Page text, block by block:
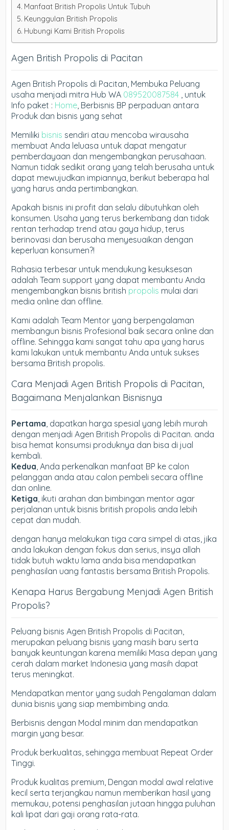
Manfaat British Propolis Untuk Tubuh
Keunggulan British Propolis
Hubungi Kami British Propolis
Agen British Propolis di Pacitan
Agen British Propolis di Pacitan, Membuka Peluang
usaha menjadi mitra Hub WA 089520087584 , untuk
Info paket : Home, Berbisnis BP perpaduan antara
Produk dan bisnis yang sehat
Memiliki bisnis sendiri atau mencoba wirausaha
membuat Anda leluasa untuk dapat mengatur
pemberdayaan dan mengembangkan perusahaan.
Namun tidak sedikit orang yang telah berusaha untuk
dapat mewujudkan impiannya, berikut beberapa hal
yang harus anda pertimbangkan.
Apakah bisnis ini profit dan selalu dibutuhkan oleh
konsumen. Usaha yang terus berkembang dan tidak
rentan terhadap trend atau gaya hidup, terus
berinovasi dan berusaha menyesuaikan dengan
keperluan konsumen?!
Rahasia terbesar untuk mendukung kesuksesan
adalah Team support yang dapat membantu Anda
mengembangkan bisnis british propolis mulai dari
media online dan offline.
Kami adalah Team Mentor yang berpengalaman
membangun bisnis Profesional baik secara online dan
offline. Sehingga kami sangat tahu apa yang harus
kami lakukan untuk membantu Anda untuk sukses
bersama British propolis.
Cara Menjadi Agen British Propolis di Pacitan,
Bagaimana Menjalankan Bisnisnya
Pertama, dapatkan harga spesial yang lebih murah
dengan menjadi Agen British Propolis di Pacitan. anda
bisa hemat konsumsi produknya dan bisa di jual
kembali.
Kedua, Anda perkenalkan manfaat BP ke calon
pelanggan anda atau calon pembeli secara offline
dan online.
Ketiga, ikuti arahan dan bimbingan mentor agar
perjalanan untuk bisnis british propolis anda lebih
cepat dan mudah.
dengan hanya melakukan tiga cara simpel di atas, jika
anda lakukan dengan fokus dan serius, insya allah
tidak butuh waktu lama anda bisa mendapatkan
penghasilan uang fantastis bersama British Propolis.
Kenapa Harus Bergabung Menjadi Agen British
Propolis?
Peluang bisnis Agen British Propolis di Pacitan,
merupakan peluang bisnis yang masih baru serta
banyak keuntungan karena memiliki Masa depan yang
cerah dalam market Indonesia yang masih dapat
terus meningkat.
Mendapatkan mentor yang sudah Pengalaman dalam
dunia bisnis yang siap membimbing anda.
Berbisnis dengan Modal minim dan mendapatkan
margin yang besar.
Produk berkualitas, sehingga membuat Repeat Order
Tinggi.
Produk kualitas premium, Dengan modal awal relative
kecil serta terjangkau namun memberikan hasil yang
memukau, potensi penghasilan jutaan hingga puluhan
kali lipat dari gaji orang rata-rata.